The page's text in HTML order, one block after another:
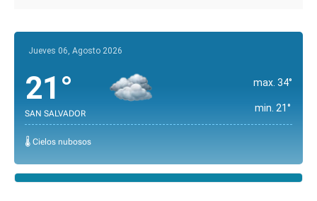
Jueves 06, Agosto 2026
21°
SAN SALVADOR
max. 34°
min. 21°
🌡️ Cielos nubosos